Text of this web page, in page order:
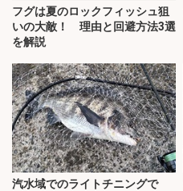
フグは夏のロックフィッシュ狙
いの大敵！ 理由と回避方法3選
を解説
汽水域でのライトチニングで